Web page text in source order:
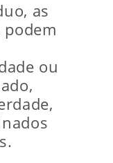
as
ou